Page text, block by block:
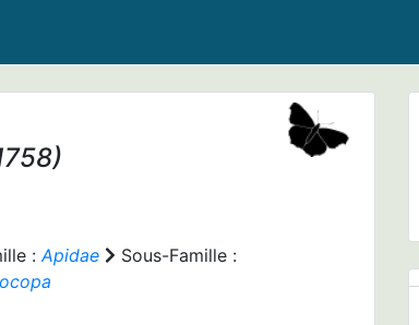
:Apidae
Sous-Famille :